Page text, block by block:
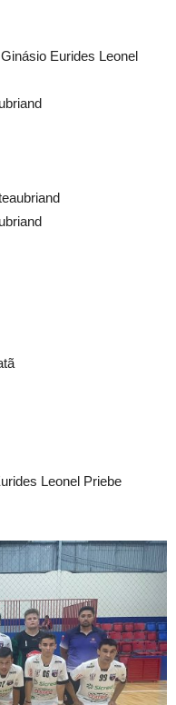
Eurides Leonel
Leonel Priebe